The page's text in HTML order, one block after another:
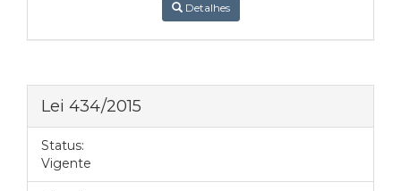
Detalhes
Lei 434/2015
Status:
Vigente